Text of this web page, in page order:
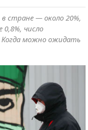
стране — около 20%,
0,8%, число
можно ожидать